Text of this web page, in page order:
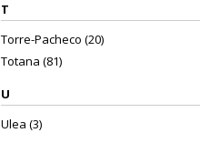
T
Torre-Pacheco (20)
Totana (81)
U
Ulea (3)